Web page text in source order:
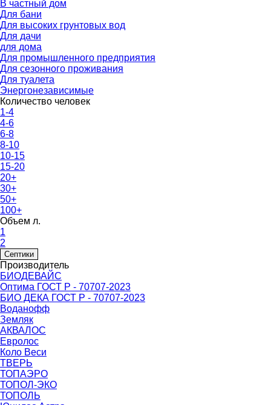
В частный дом
Для бани
Для высоких грунтовых вод
Для дачи
для дома
Для промышленного предприятия
Для сезонного проживания
Для туалета
Энергонезависимые
Количество человек
1-4
4-6
6-8
8-10
10-15
15-20
20+
30+
50+
100+
Объем л.
1
2
Септики
Производитель
БИОДЕВАЙС
Оптима ГОСТ Р - 70707-2023
БИО ДЕКА ГОСТ Р - 70707-2023
Воданофф
Земляк
АКВАЛОС
Евролос
Коло Веси
ТВЕРЬ
ТОПАЭРО
ТОПОЛ-ЭКО
ТОПОЛЬ